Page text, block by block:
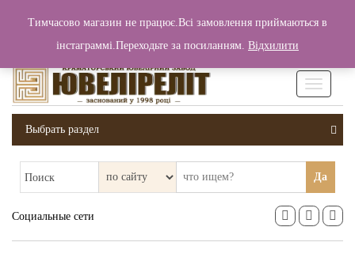
Вход / Регистрация 0 грн.
Выбрать раздел
Поиск Да
Социальные сети
Тимчасово магазин не працює.Всі замовлення приймаються в
інстаграммі.Переходьте за посиланням. Відхилити